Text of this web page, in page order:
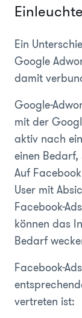
Ein
Google
damit
Google-
mit der
aktiv nach
einen
Auf
User mit
Facebook-
können das
Bedarf
Facebook-
vertreten ist: